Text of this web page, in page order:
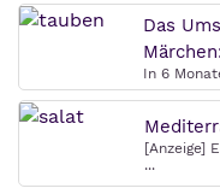
Das
In 6
[Anzeige]
...